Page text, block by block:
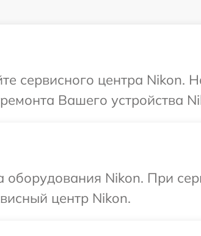
сервисного центра Nikon.
Вашего устройства
Nikon. При
центр Nikon.